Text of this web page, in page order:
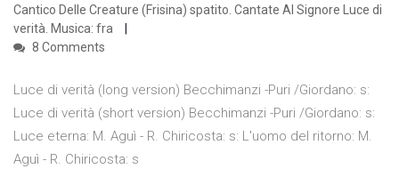
Cantico Delle Creature (Frisina) spatito. Cantate Al Signore Luce di
verità. Musica: fra
8 Comments
Luce di verità (long version) Becchimanzi -Puri /Giordano: s:
Luce di verità (short version) Becchimanzi -Puri /Giordano: s:
Luce eterna: M. Aguì - R. Chiricosta: s: L'uomo del ritorno: M.
Aguì - R. Chiricosta: s